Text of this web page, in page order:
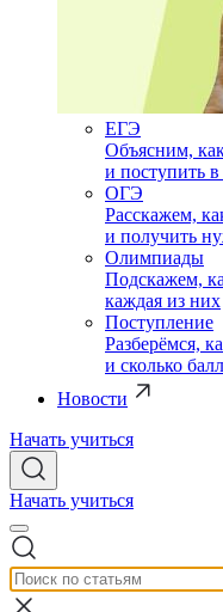
ЕГЭ
Объясним,
и поступить
ОГЭ
Расскажем,
и получить
Олимпиады
Подскажем,
каждая из них
Поступление
Разберёмся,
и сколько
Новости
Начать учиться
Начать учиться